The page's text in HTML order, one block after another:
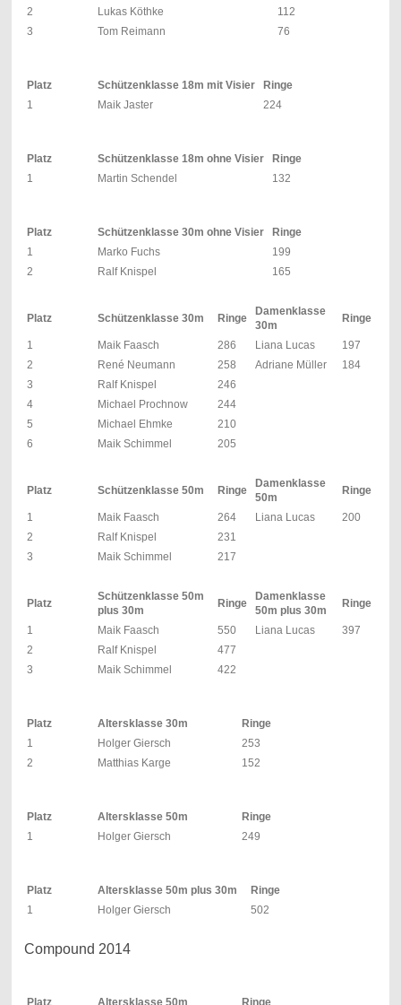
2
Lukas Köthke
112
3
Tom Reimann 76
Platz Schützenklasse 18m mit Visier
Ringe
1
Maik Jaster 224
Platz Schützenklasse 18m ohne Visier
Ringe
1
Martin Schendel 132
Platz Schützenklasse 30m ohne Visier
Ringe
1
Marko Fuchs
199
2
Ralf Knispel 165
Platz Schützenklasse 30m Ringe
Damenklasse
30m
Ringe
1 Maik Faasch 286 Liana Lucas
197
2
René Neumann 258 Adriane Müller
184
3
Ralf Knispel
246
4
Michael Prochnow
244
5
Michael Ehmke
210
6
Maik Schimmel 205
Platz Schützenklasse 50m Ringe
Damenklasse
50m
Ringe
1 Maik Faasch 264 Liana Lucas
200
2
Ralf Knispel
231
3
Maik Schimmel 217
Platz
Schützenklasse 50m
plus 30m
Ringe
Damenklasse
50m plus 30m
Ringe
1 Maik Faasch 550 Liana Lucas
397
2
Ralf Knispel
477
3
Maik Schimmel 422
Platz Altersklasse 30m
Ringe
1
Holger Giersch
253
2
Matthias Karge 152
Platz Altersklasse 50m
Ringe
1
Holger Giersch 249
Platz Altersklasse 50m plus 30m
Ringe
1
Holger Giersch 502
Compound 2014
Platz Altersklasse 50m Ringe